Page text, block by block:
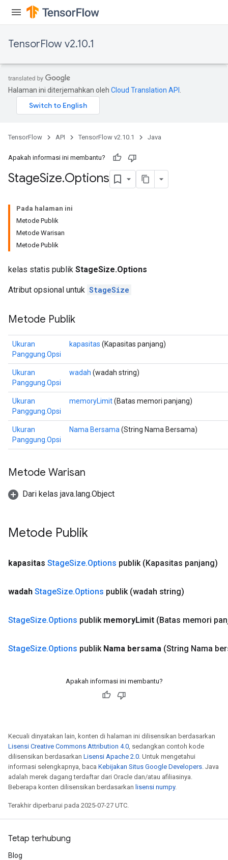
TensorFlow v2.10.1
Halaman ini diterjemahkan oleh Cloud Translation API
TensorFlow API TensorFlow v2.10.1 Java
Apakah informasi ini membantu?
StageSize.Options
Pada halaman ini
Metode Publik
Metode Warisan
Metode Publik
kelas statis publik StageSize.Options
Atribut opsional untuk StageSize
Metode Publik
Ukuran
Panggung.Opsi
kapasitas (Kapasitas panjang)
Ukuran
Panggung.Opsi
wadah (wadah string)
Ukuran
Panggung.Opsi
memoryLimit(Batas memori panjang)
Ukuran
Panggung.Opsi
Nama Bersama (String Nama Bersama)
Metode Warisan
Dari kelas java.lang.Object
Metode Publik
kapasitas StageSize.Options publik (Kapasitas panjang)
wadah StageSize.Options publik (wadah string)
StageSize.Options publik memoryLimit (Batas memori
StageSize.Options publik Nama bersama (String Nama
Apakah informasi ini membantu?
Kecuali dinyatakan lain, konten di halaman ini dilisensikan berdasarkan
Lisensi Creative Commons Attribution 4.0, sedangkan contoh kode
dilisensikan berdasarkan Lisensi Apache 2.0. Untuk mengetahui
informasi selengkapnya, baca Kebijakan Situs Google Developers. Java
adalah merek dagang terdaftar dari Oracle dan/atau afiliasinya.
Beberapa konten dilisensikan berdasarkan lisensi numpy.
Terakhir diperbarui pada 2025-07-27 UTC.
Tetap terhubung
Blog